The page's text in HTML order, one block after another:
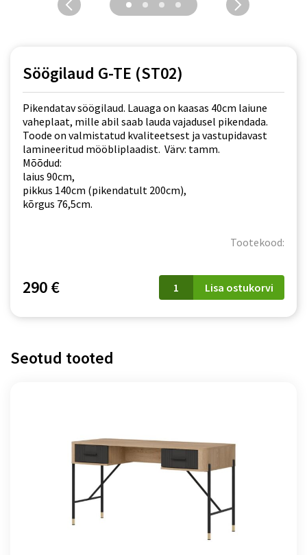
Söögilaud G-TE (ST02)
Pikendatav söögilaud. Lauaga on kaasas 40cm laiune
vaheplaat, mille abil saab lauda vajadusel pikendada.
Toode on valmistatud kvaliteetsest ja vastupidavast
lamineeritud mööbliplaadist. Värv: tamm.
Mõõdud:
laius 90cm,
pikkus 140cm (pikendatult 200cm),
kõrgus 76,5cm.
Tootekood:
290 €
Söögilaud
(ST02)
Lisa ostukorvi
Seotud tooted